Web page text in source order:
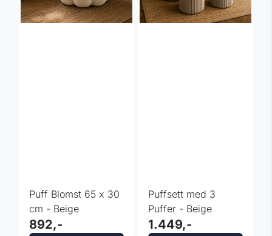
Puff Blomst 65 x 30
cm - Beige
892,-
Puffsett med 3
Puffer - Beige
1.449,-